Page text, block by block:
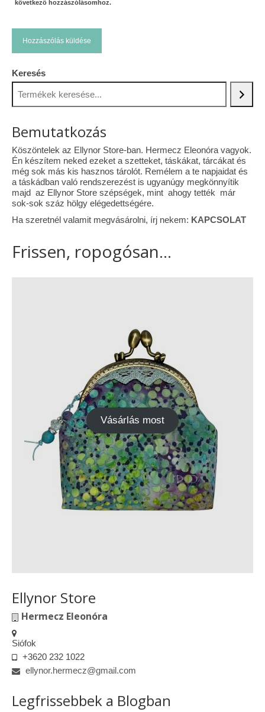
következő hozzászólásomhoz.
Keresés
Bemutatkozás
Köszöntelek az Ellynor Store-ban. Hermecz Eleonóra vagyok.
Én készítem neked ezeket a szetteket, táskákat, tárcákat és
még sok más kis hasznos tárolót. Remélem a te napjaidat és
a táskádban való rendszerezést is ugyanúgy megkönnyítik
majd az Ellynor Store szépségek, mint ahogy tették már
sok-sok száz hölgy elégedettségére.
Ha szeretnél valamit megvásárolni, írj nekem: KAPCSOLAT
Frissen, ropogósan...
Vásárlás most
Ellynor Store
Hermecz Eleonóra
Siófok
+3620 232 1022
ellynor.hermecz@gmail.com
Legfrissebbek a Blogban